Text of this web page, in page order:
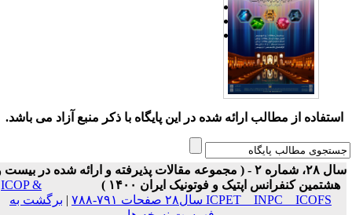
استفاده از مطالب ارائه شده در این پایگاه با ذکر منبع آزاد می باشد.
سال ۲۸، شماره ۲ - ( مجموعه مقالات پذیرفته و ارائه شده در بیست و
هشتمین کنفرانس اپتیک و فوتونیک ایران ۱۴۰۰ )
ICOP &
ICPET _ INPC _ ICOFS سال۲۸ صفحات ۷۹۱-۷۸۸
|برگشت به